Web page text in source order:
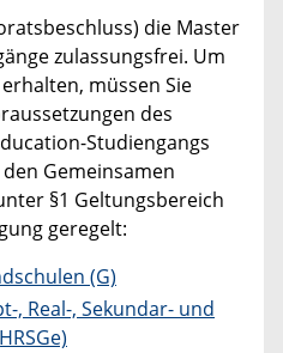
die Master
zulassungsfrei. Um
müssen Sie
des
Studiengangs
Gemeinsamen
§1 Geltungsbereich
geregelt:
(G)
, Real-, Sekundar- und